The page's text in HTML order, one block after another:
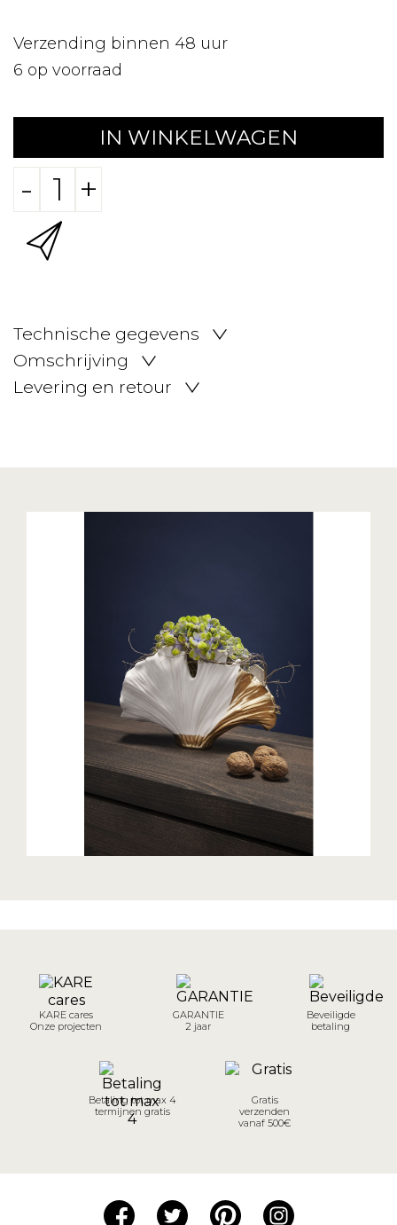
Verzending binnen 48 uur
6 op voorraad
IN WINKELWAGEN
- +
Technische gegevens
Omschrijving
Levering en retour
KARE cares
Onze projecten
GARANTIE
2 jaar
Beveiligde
betaling
Betaling tot max 4
termijnen gratis
Gratis
verzenden
vanaf 500€